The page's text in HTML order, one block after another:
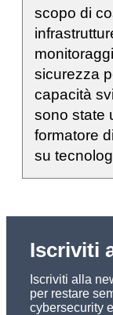
scopo di
sicurezza
capacità
sono state
formatore
su
Iscriviti
Iscriviti alla
per restare
cybersecurity